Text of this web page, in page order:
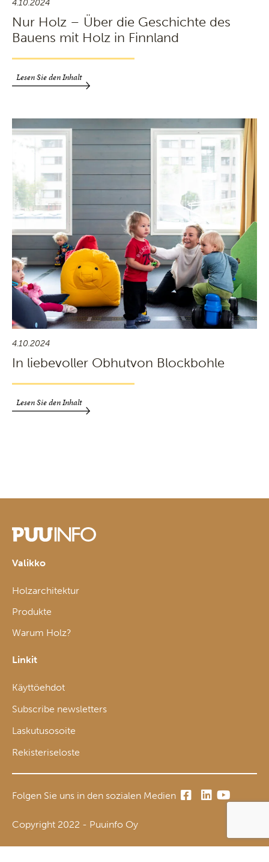
4.10.2024
Nur Holz – Über die Geschichte des
Bauens mit Holz in Finnland
Lesen Sie den Inhalt
4.10.2024
In liebevoller Obhutvon Blockbohle
Lesen Sie den Inhalt
Valikko
Holzarchitektur
Produkte
Warum Holz?
Linkit
Käyttöehdot
Subscribe newsletters
Laskutusosoite
Rekisteriseloste
Folgen Sie uns in den sozialen Medien
Copyright 2022 - Puuinfo Oy